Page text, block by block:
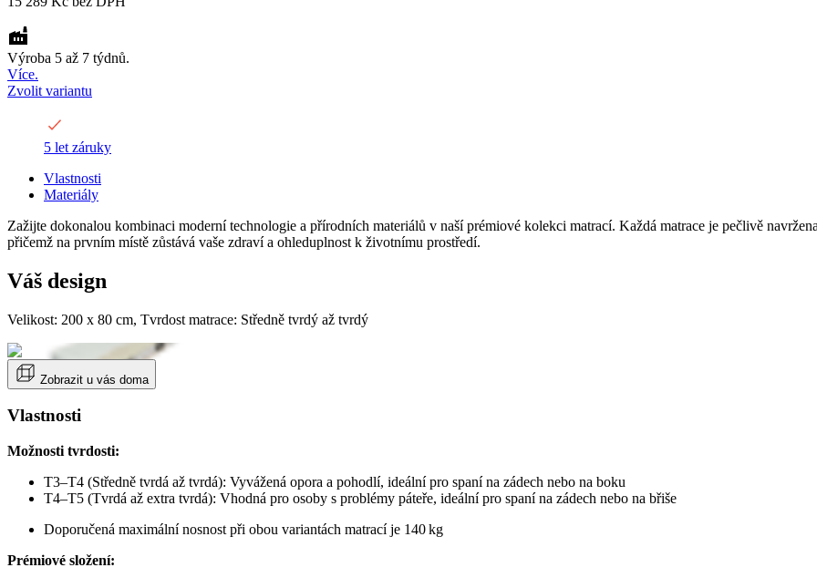
Výroba 5 až 7 týdnů.
Více.
Zvolit variantu
5 let záruky
Vlastnosti
Materiály
Zažijte dokonalou kombinaci moderní technologie a přírodních materiálů v naší prémiové kolekci matrací. Každá matrace je pečlivě
přičemž na prvním místě zůstává vaše zdraví a ohleduplnost k životnímu prostředí.
Váš design
Velikost: 200 x 80 cm, Tvrdost matrace: Středně tvrdý až tvrdý
Zobrazit u vás doma
Vlastnosti
Možnosti tvrdosti:
T3–T4 (Středně tvrdá až tvrdá): Vyvážená opora a pohodlí, ideální pro spaní na zádech nebo na boku
T4–T5 (Tvrdá až extra tvrdá): Vhodná pro osoby s problémy páteře, ideální pro spaní na zádech nebo na břiše
Doporučená maximální nosnost při obou variantách matrací je 140 kg
Prémiové složení: